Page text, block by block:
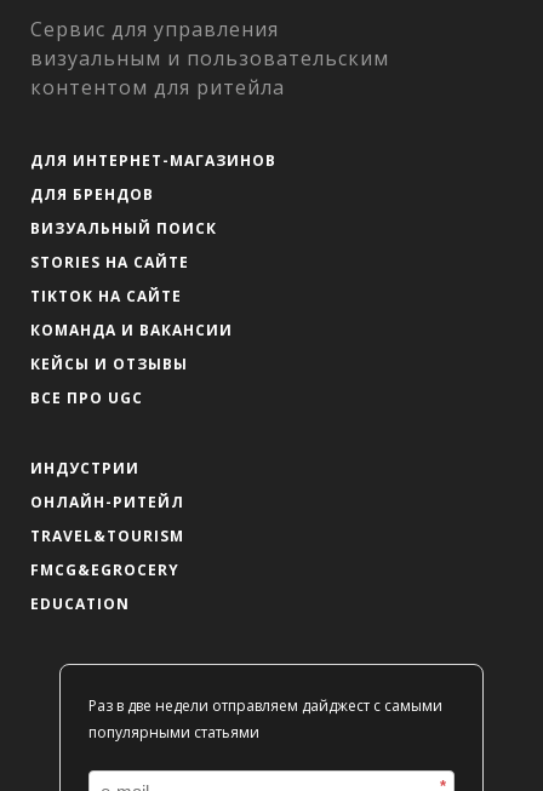
Сервис для управления
визуальным и пользовательским
контентом для ритейла
ДЛЯ ИНТЕРНЕТ-МАГАЗИНОВ
ДЛЯ БРЕНДОВ
ВИЗУАЛЬНЫЙ ПОИСК
STORIES НА САЙТЕ
TIKTOK НА САЙТЕ
КОМАНДА И ВАКАНСИИ
КЕЙСЫ И ОТЗЫВЫ
ВСЕ ПРО UGC
ИНДУСТРИИ
ОНЛАЙН-РИТЕЙЛ
TRAVEL&TOURISM
FMCG&EGROCERY
EDUCATION
Раз в две недели отправляем дайджест с самыми
популярными статьями
*